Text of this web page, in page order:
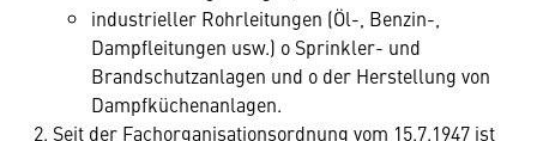
industrieller Rohrleitungen (Öl-, Benzin-,
Dampfleitungen usw.) o Sprinkler- und
Brandschutzanlagen und o der Herstellung von
Dampfküchenanlagen.
Seit der Fachorganisationsordnung vom 15.7.1947 ist